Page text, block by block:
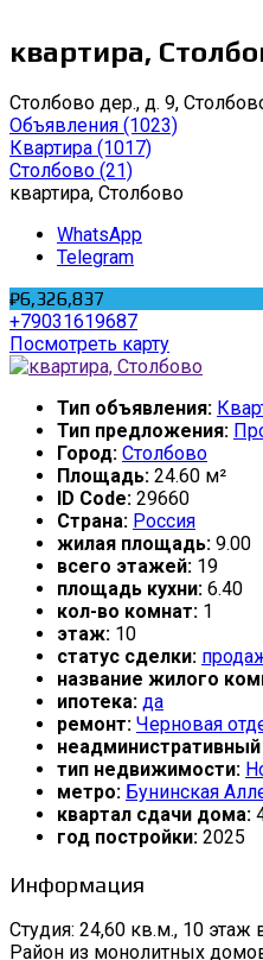
квартира,
Столбово дер., д. 9,
Объявления (1023)
Квартира (1017)
Столбово (21)
квартира, Столбово
WhatsApp
Telegram
₽6,326,837
+79031619687
Посмотреть карту
Тип объявления:
Тип предложения:
Город: Столбово
Площадь: 24.60 м²
ID Code: 29660
Страна: Россия
жилая площадь: 9.00
всего этажей: 19
площадь кухни: 6.40
кол-во комнат: 1
этаж: 10
статус сделки:
название жилого
ипотека: да
ремонт: Черновая
тип недвижимости:
метро: Бунинская
квартал сдачи дома:
год постройки: 2025
Информация
Студия: 24,60 кв.м., 10 этаж
Район из монолитных